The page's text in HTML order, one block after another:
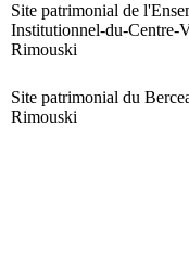
Site patrimonial de
Institutionnel-du-Centre-
Rimouski
Site patrimonial du
Rimouski